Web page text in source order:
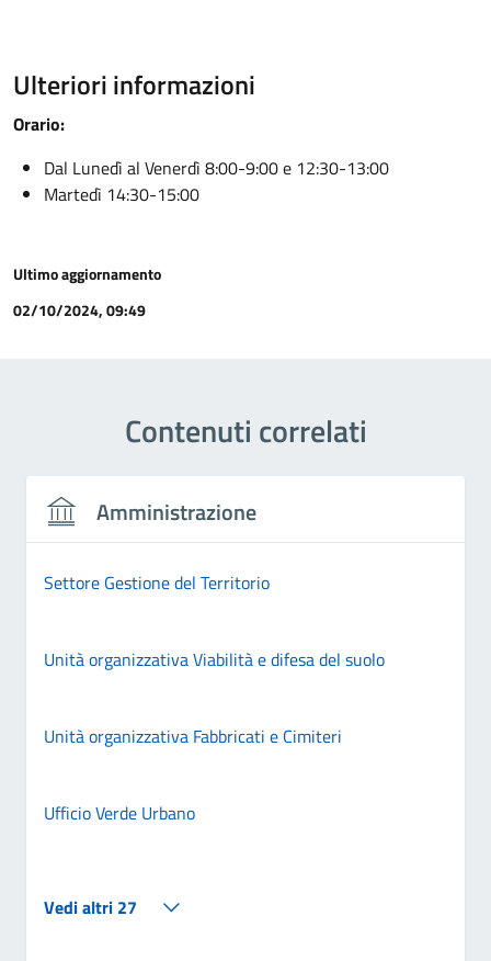
Ulteriori informazioni
Orario:
Dal Lunedì al Venerdì 8:00-9:00 e 12:30-13:00
Martedì 14:30-15:00
Ultimo aggiornamento
02/10/2024, 09:49
Contenuti correlati
Amministrazione
Settore Gestione del Territorio
Unità organizzativa Viabilità e difesa del suolo
Unità organizzativa Fabbricati e Cimiteri
Ufficio Verde Urbano
Vedi altri 27